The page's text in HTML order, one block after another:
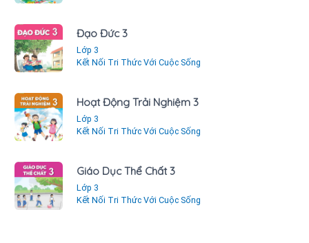
Đạo Đức 3
Lớp 3
Kết Nối Tri Thức Với Cuộc Sống
Hoạt Động Trải Nghiệm 3
Lớp 3
Kết Nối Tri Thức Với Cuộc Sống
Giáo Dục Thể Chất 3
Lớp 3
Kết Nối Tri Thức Với Cuộc Sống